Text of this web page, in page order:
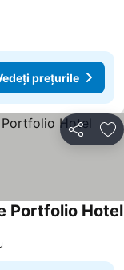
prețurile
Distribuiți
Portfolio Hotel